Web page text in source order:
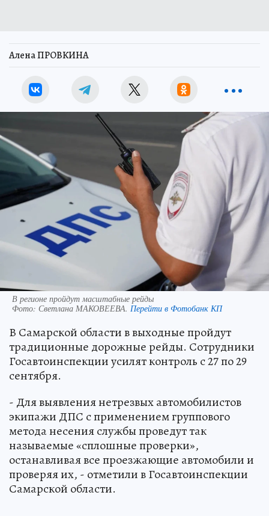
Алена ПРОВКИНА
В регионе пройдут масштабные рейды
Фото: Светлана МАКОВЕЕВА. Перейти в Фотобанк КП
В Самарской области в выходные пройдут
традиционные дорожные рейды. Сотрудники
Госавтоинспекции усилят контроль с 27 по 29
сентября.
- Для выявления нетрезвых автомобилистов
экипажи ДПС с применением группового
метода несения службы проведут так
называемые «сплошные проверки»,
останавливая все проезжающие автомобили и
проверяя их, - отметили в Госавтоинспекции
Самарской области.